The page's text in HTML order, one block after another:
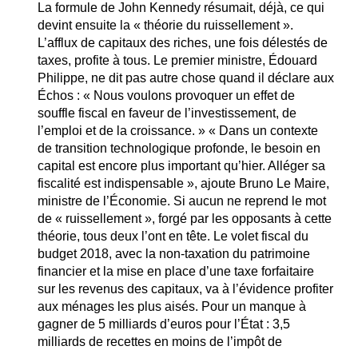
La formule de John Kennedy résumait, déjà, ce qui
devint ensuite la « théorie du ruissellement ».
L’afflux de capitaux des riches, une fois délestés de
taxes, profite à tous. Le premier ministre, Édouard
Philippe, ne dit pas autre chose quand il déclare aux
Échos : « Nous voulons provoquer un effet de
souffle fiscal en faveur de l’investissement, de
l’emploi et de la croissance. » « Dans un contexte
de transition technologique profonde, le besoin en
capital est encore plus important qu’hier. Alléger sa
fiscalité est indispensable », ajoute Bruno Le Maire,
ministre de l’Économie. Si aucun ne reprend le mot
de « ruissellement », forgé par les opposants à cette
théorie, tous deux l’ont en tête. Le volet fiscal du
budget 2018, avec la non-taxation du patrimoine
financier et la mise en place d’une taxe forfaitaire
sur les revenus des capitaux, va à l’évidence profiter
aux ménages les plus aisés. Pour un manque à
gagner de 5 milliards d’euros pour l’État : 3,5
milliards de recettes en moins de l’impôt de